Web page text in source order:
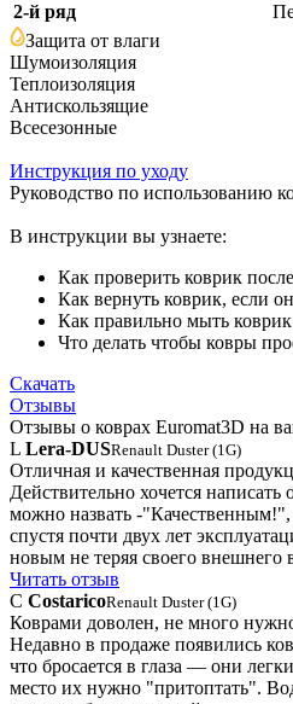
2-й ряд
Защита от влаги
Шумоизоляция
Теплоизоляция
Антискользящие
Всесезонные
Инструкция по уходу
Руководство по использованию
В инструкции вы узнаете:
Как проверить коврик
Как вернуть коврик, если
Как правильно мыть коврик
Что делать чтобы ковры
Скачать
Отзывы
Отзывы о коврах Euromat3D на
L Lera-DUSRenault Duster (1G)
Отличная и качественная
Действительно хочется написать
можно назвать -"Качественным!",
спустя почти двух лет
новым не теряя своего внешнего
Читать отзыв
C CostaricoRenault Duster (1G)
Коврами доволен, не много
Недавно в продаже появились
что бросается в глаза — они
место их нужно "притоптать".